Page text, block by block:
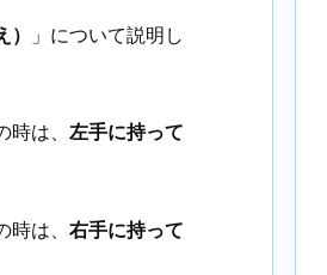
」について説明し
は、 左手に持って
は、 右手に持って